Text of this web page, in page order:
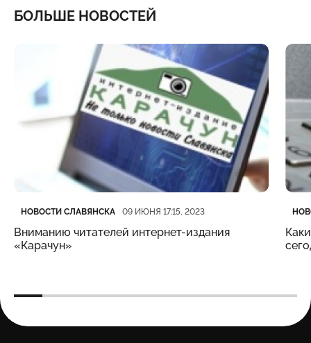
БОЛЬШЕ НОВОСТЕЙ
Категория
НОВОСТИ СЛАВЯНСКА
Дата публикации 09 ИЮНЯ 17:15, 2023
Вниманию читателей интернет-издания
«Карачун»